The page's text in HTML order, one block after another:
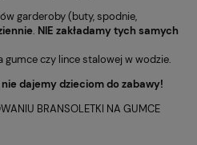
garderoby (buty, spodnie,
. NIE zakładamy tych samych
gumce czy lince stalowej w wodzie.
dajemy dzieciom do zabawy!
BRANSOLETKI NA GUMCE